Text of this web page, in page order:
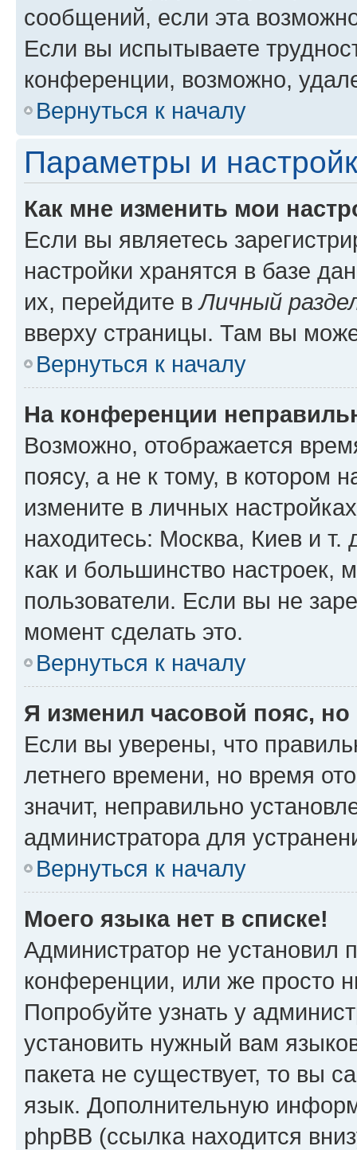
сообщений, если эта
Если вы испытываете
конференции, возможно,
Вернуться к началу
Параметры и
Как мне изменить мои
Если вы являетесь
настройки хранятся в базе
их, перейдите вЛичный
вверху страницы. Там вы
Вернуться к началу
На конференции
Возможно, отображается
поясу, а не к тому, в котором
измените в личных
находитесь: Москва, Киев и т.
как и большинство настроек,
пользователи. Если вы не
момент сделать это.
Вернуться к началу
Я изменил часовой пояс,
Если вы уверены, что
летнего времени, но время
значит, неправильно
администратора для
Вернуться к началу
Моего языка нет в списке!
Администратор не установил
конференции, или же просто
Попробуйте узнать у
установить нужный вам
пакета не существует, то вы
язык. Дополнительную
phpBB (ссылка находится